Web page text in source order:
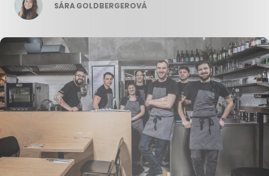
SÁRA GOLDBERGEROVÁ